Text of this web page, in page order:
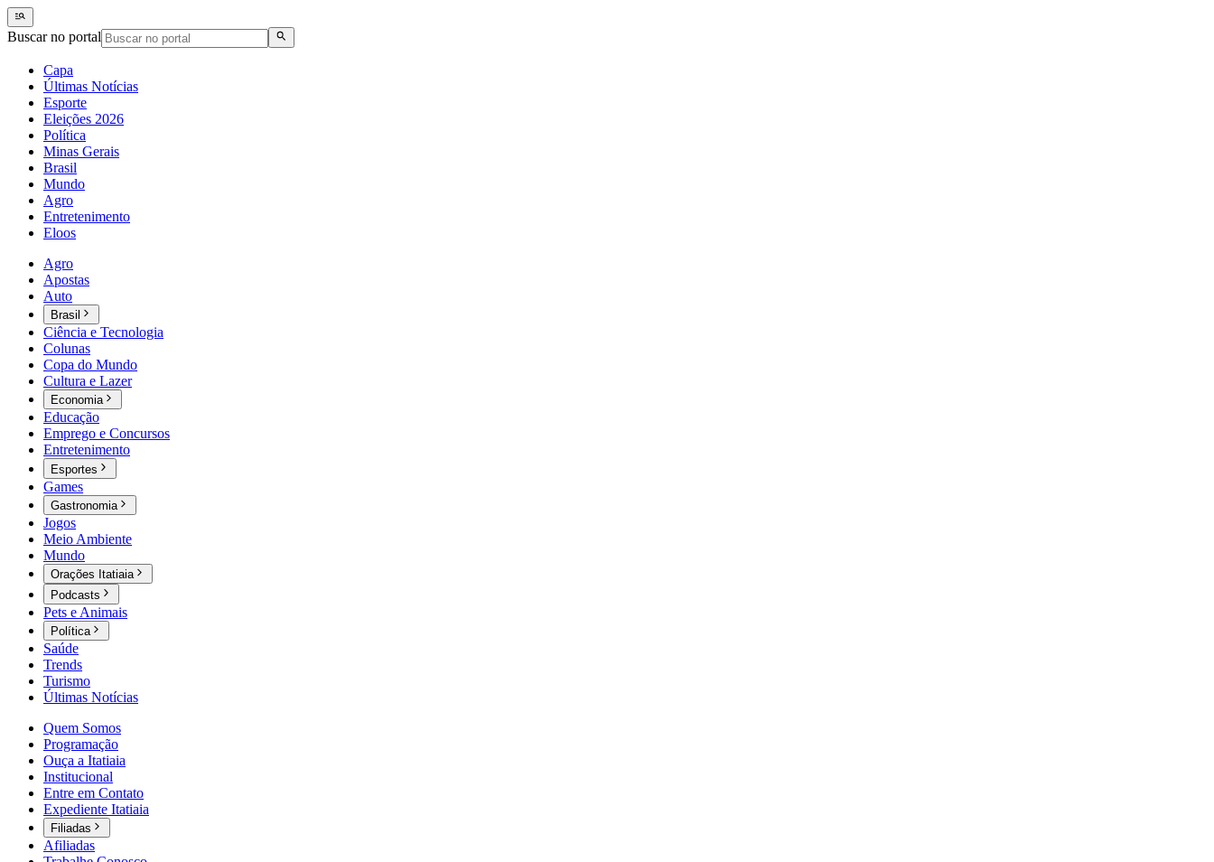
Buscar no portal
Capa
Últimas Notícias
Esporte
Eleições 2026
Política
Minas Gerais
Brasil
Mundo
Agro
Entretenimento
Eloos
Agro
Apostas
Auto
Brasil
Ciência e Tecnologia
Colunas
Copa do Mundo
Cultura e Lazer
Economia
Educação
Emprego e Concursos
Entretenimento
Esportes
Games
Gastronomia
Jogos
Meio Ambiente
Mundo
Orações Itatiaia
Podcasts
Pets e Animais
Política
Saúde
Trends
Turismo
Últimas Notícias
Quem Somos
Programação
Ouça a Itatiaia
Institucional
Entre em Contato
Expediente Itatiaia
Filiadas
Afiliadas